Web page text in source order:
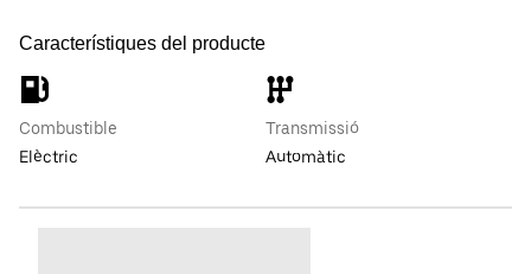
Característiques del producte
Combustible
Elèctric
Transmissió
Automàtic